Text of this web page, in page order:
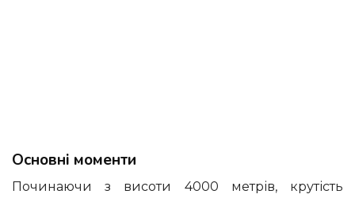
Основні моменти
Починаючи з висоти 4000 метрів, крутість